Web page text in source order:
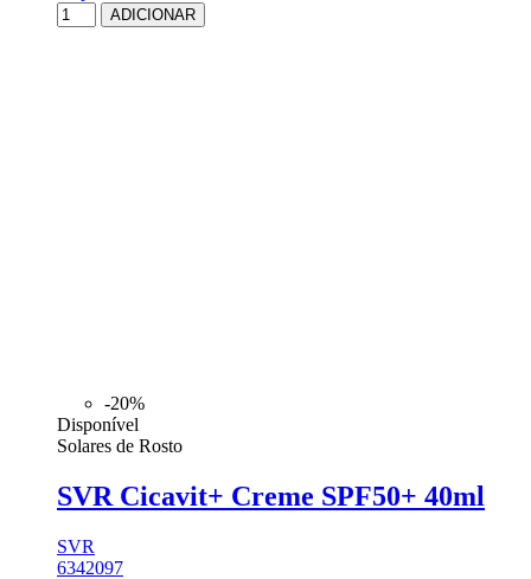
ADICIONAR
-20%
Disponível
Solares de Rosto
SVR Cicavit+ Creme SPF50+ 40ml
SVR
6342097